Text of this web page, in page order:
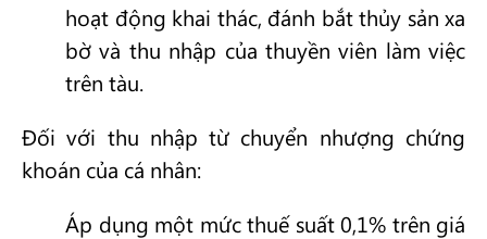
hoạt động khai thác, đánh bắt thủy sản xa
bờ và thu nhập của thuyền viên làm việc
trên tàu.
Đối với thu nhập từ chuyển nhượng chứng
khoán của cá nhân:
Áp dụng một mức thuế suất 0,1% trên giá